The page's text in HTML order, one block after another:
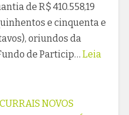
de R$ 410.558,19
e cinquenta e
oriundos da
de Particip… Leia
NOVOS